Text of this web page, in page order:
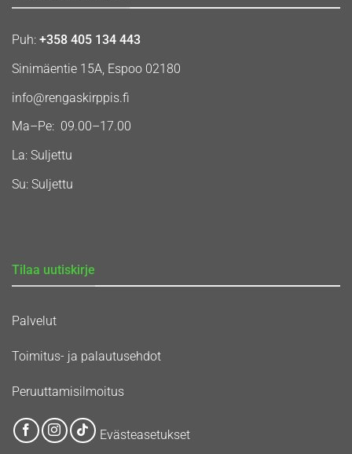
Puh: +358 405 134 443
Sinimäentie 15A, Espoo 02180
info@rengaskirppis.fi
Ma–Pe: 09.00–17.00
La: Suljettu
Su: Suljettu
Tilaa uutiskirje
Palvelut
Toimitus- ja palautusehdot
Peruuttamisilmoitus
Evästeasetukset